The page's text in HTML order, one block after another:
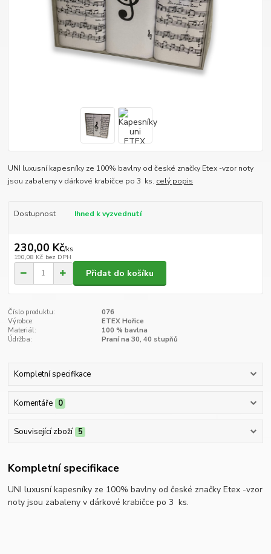
UNI luxusní kapesníky ze 100% bavlny od české značky Etex -vzor noty
jsou zabaleny v dárkové krabičce po 3 ks. celý popis
Dostupnost Ihned k vyzvednutí
230,00 Kč/ks
190,08 Kč bez DPH
Přidat do košíku
Číslo produktu:
076
Výrobce:
ETEX Hořice
Materiál:
100 % bavlna
Údržba:
Praní na 30, 40 stupňů
Kompletní specifikace
Komentáře 0
Související zboží 5
Kompletní specifikace
UNI luxusní kapesníky ze 100% bavlny od české značky Etex -vzor
noty jsou zabaleny v dárkové krabičce po 3 ks.